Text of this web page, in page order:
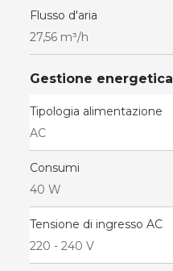
Flusso d'aria
27,56 m³/h
Gestione energetica
Tipologia alimentazione
AC
Consumi
40 W
Tensione di ingresso AC
220 - 240 V